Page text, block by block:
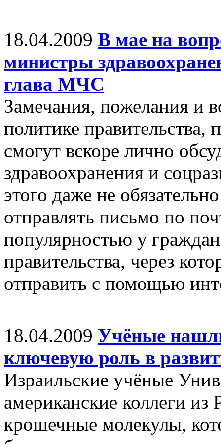
18.04.2009 В мае на
министры
глава МЧС
Замечания, пожелания и
политике
смогут вскоре лично
здравоохранения и
этого даже не
отправлять письмо по
популярностью у
правительства, через
отправить с помощью
18.04.2009 Учёные
ключевую роль в
Израильские учёные
американские коллеги
крошечные молекулы,